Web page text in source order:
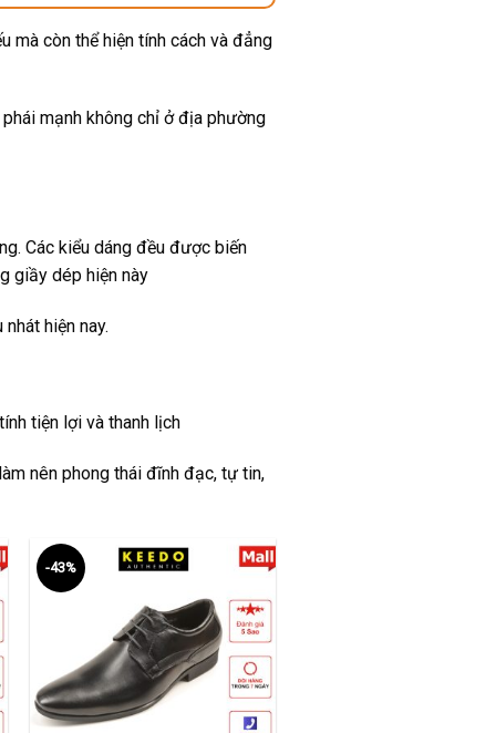
còn thể hiện tính cách và đẳng
mạnh không chỉ ở địa phường
Các kiểu dáng đều được biến
giầy dép hiện này
hiện nay.
tiện lợi và thanh lịch
nên phong thái đĩnh đạc, tự tin,
-43%